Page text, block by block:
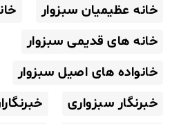
خانه عظیمیان سبزوار
خانه های قدیمی سبزوار
خانواده های اصیل سبزوار
خبرنگار سبزواری